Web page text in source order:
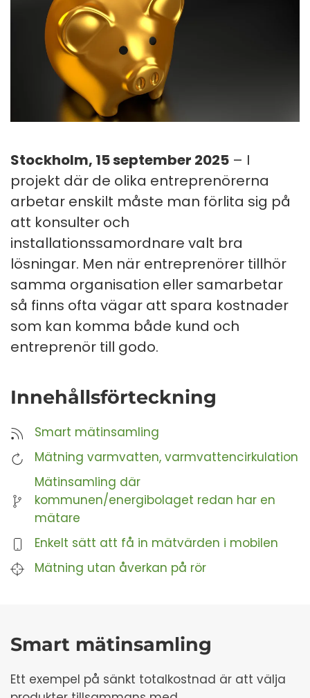
Stockholm, 15 september 2025 – I
projekt där de olika entreprenörerna
arbetar enskilt måste man förlita sig på
att konsulter och
installationssamordnare valt bra
lösningar. Men när entreprenörer tillhör
samma organisation eller samarbetar
så finns ofta vägar att spara kostnader
som kan komma både kund och
entreprenör till godo.
Innehållsförteckning
Smart mätinsamling
Mätning varmvatten, varmvattencirkulation
Mätinsamling där
kommunen/energibolaget redan har en
mätare
Enkelt sätt att få in mätvärden i mobilen
Mätning utan åverkan på rör
Smart mätinsamling
Ett exempel på sänkt totalkostnad är att välja